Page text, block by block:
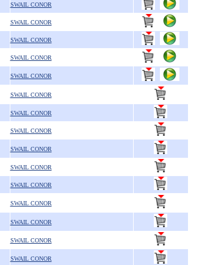
SWAIL CONOR
SWAIL CONOR
SWAIL CONOR
SWAIL CONOR
SWAIL CONOR
SWAIL CONOR
SWAIL CONOR
SWAIL CONOR
SWAIL CONOR
SWAIL CONOR
SWAIL CONOR
SWAIL CONOR
SWAIL CONOR
SWAIL CONOR
SWAIL CONOR